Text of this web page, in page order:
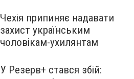
Чехія припиняє надавати
захист українським
чоловікам-ухилянтам
У Резерв+ стався збій: